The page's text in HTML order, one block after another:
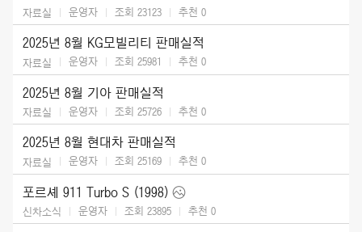
자료실 운영자 조회 23123 추천 0
2025년 8월 KG모빌리티 판매실적
자료실 운영자 조회 25981 추천 0
2025년 8월 기아 판매실적
자료실 운영자 조회 25726 추천 0
2025년 8월 현대차 판매실적
자료실 운영자 조회 25169 추천 0
포르셰 911 Turbo S (1998)
신차소식 운영자 조회 23895 추천 0